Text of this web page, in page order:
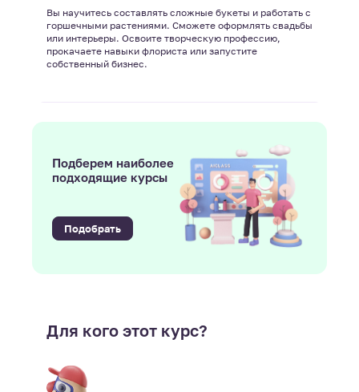
Вы научитесь составлять сложные букеты и работать с
горшечными растениями. Сможете оформлять свадьбы
или интерьеры. Освоите творческую профессию,
прокачаете навыки флориста или запустите
собственный бизнес.
Подберем наиболее
подходящие курсы
Подобрать
Для кого этот курс?